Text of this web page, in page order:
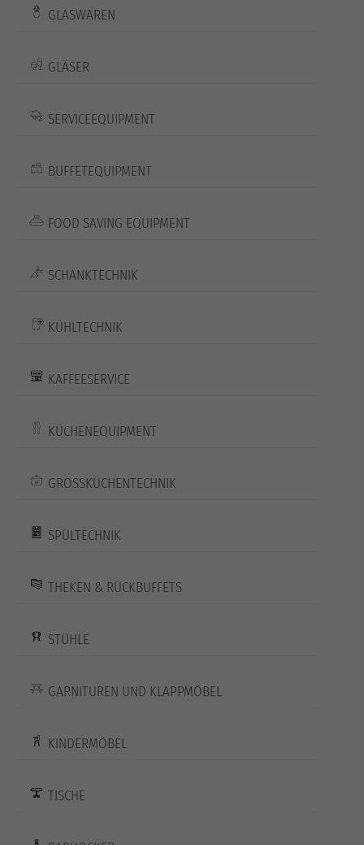
GLASWAREN
GLÄSER
SERVICEEQUIPMENT
BUFFETEQUIPMENT
FOOD SAVING EQUIPMENT
SCHANKTECHNIK
KÜHLTECHNIK
KAFFEESERVICE
KÜCHENEQUIPMENT
GROSSKÜCHENTECHNIK
SPÜLTECHNIK
THEKEN & RÜCKBUFFETS
STÜHLE
GARNITUREN UND KLAPPMÖBEL
KINDERMÖBEL
TISCHE